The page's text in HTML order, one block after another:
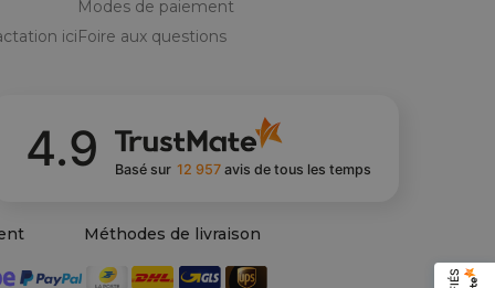
ici
Modes de paiement
Foire aux questions
4.9 Basé sur 12 957 avisde tous les temps
Méthodes de livraison